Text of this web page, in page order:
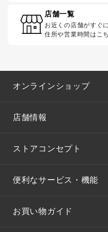
店舗一覧
お近くの店舗がすぐ
住所や営業時間はこ
オンラインショップ
店舗情報
ストアコンセプト
便利なサービス・機能
お買い物ガイド